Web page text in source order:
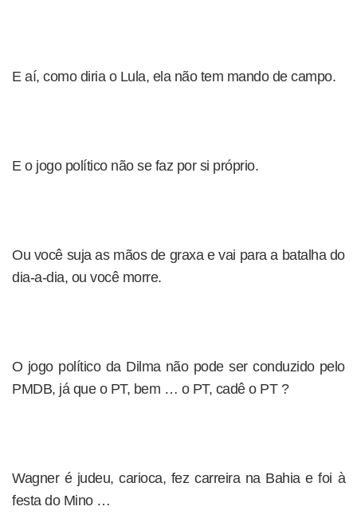
E aí, como diria o Lula, ela não tem mando de campo.
E o jogo político não se faz por si próprio.
Ou você suja as mãos de graxa e vai para a batalha do
dia-a-dia, ou você morre.
O jogo político da Dilma não pode ser conduzido pelo
PMDB, já que o PT, bem … o PT, cadê o PT ?
Wagner é judeu, carioca, fez carreira na Bahia e foi à
festa do Mino …